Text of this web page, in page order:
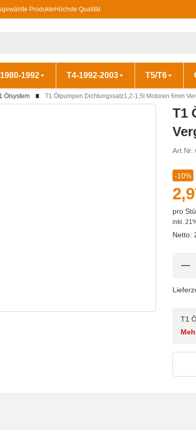
Produkte Höchste Qualität
1992 T4-1992-2003 T5/T6
Ölsystem T1 Ölpumpen Dichtungssatz1,2-1,5l Motoren 6mm
T1
Art.Nr.:
-10%
pro
inkl.
Netto:
T1